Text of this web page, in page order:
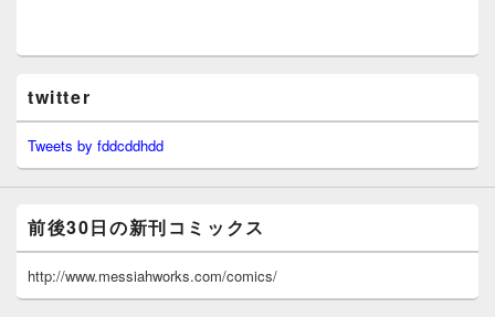
twitter
Tweets by fddcddhdd
前後30日の新刊コミックス
http://www.messiahworks.com/comics/